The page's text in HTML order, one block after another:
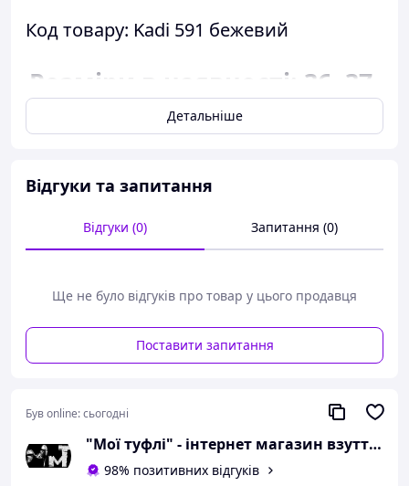
Код товару: Kadi 591 бежевий
Розміри в наявності: 36, 37,
38, 39, 40, 41.
розмір 36 - 23,5
розмір 37 - 24 сантиметра;
розмір 38 - 24,5
розмір 39 - 25 сантиметрів;
розмір 40 - 26 сантиметрів;
розмір 41 - 26,5
сантиметра.
Можлива похибка вимірювань +/- 2мм.
При оформленні замовлення
необхідний розмір вказуйте в
коментарях.
Детальніше
Відгуки та запитання
Відгуки (0) Запитання (0)
Ще не було відгуків про товар у цього продавця
Поставити запитання
Був online:сьогодні
"Мої туфлі" - інтернет магазин взуття на всі випадки життя.
98% позитивних відгуків